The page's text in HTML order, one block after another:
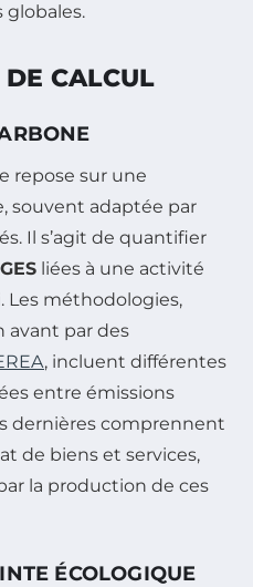
globales.
CALCUL
repose sur une
souvent adaptée par
Il s’agit de quantifier
liées à une activité
Les méthodologies,
avant par des
, incluent différentes
entre émissions
dernières comprennent
de biens et services,
la production de ces
ÉCOLOGIQUE